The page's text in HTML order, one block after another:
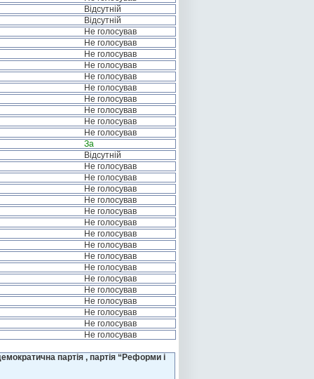
Відсутній
Відсутній
Не голосував
Не голосував
Не голосував
Не голосував
Не голосував
Не голосував
Не голосував
Не голосував
Не голосував
Не голосував
За
Відсутній
Не голосував
Не голосував
Не голосував
Не голосував
Не голосував
Не голосував
Не голосував
Не голосував
Не голосував
Не голосував
Не голосував
Не голосував
Не голосував
Не голосував
Не голосував
Не голосував
партія , партія “Реформи і